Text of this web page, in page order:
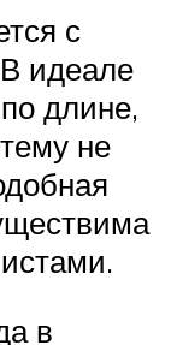
с
идеале
длине,
не
в